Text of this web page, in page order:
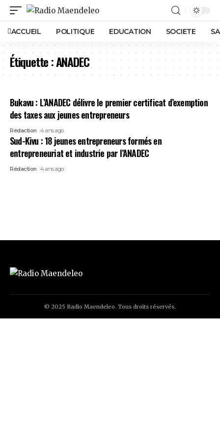
ACCUEIL POLITIQUE EDUCATION SOCIETE
Étiquette :ANADEC
Bukavu : L’ANADEC délivre le premier certificat d’exemption
des taxes aux jeunes entrepreneurs
Rédaction 4 ans ago
Sud-Kivu : 18 jeunes entrepreneurs formés en
entrepreneuriat et industrie par l’ANADEC
Rédaction 4 ans ago
© 2025 Radio Maendeleo. Tous droits réservés.